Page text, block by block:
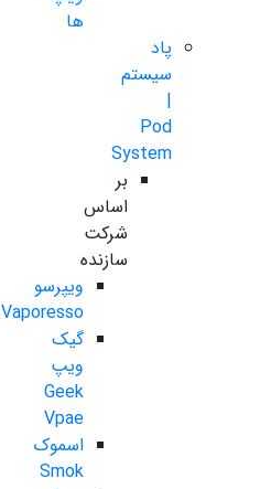
ها
پاد
سیستم
|
Pod
System
بر
اساس
شرکت
سازنده
ویپرسو
Vaporesso
گیک
ویپ
Geek
Vpae
اسموک
Smok